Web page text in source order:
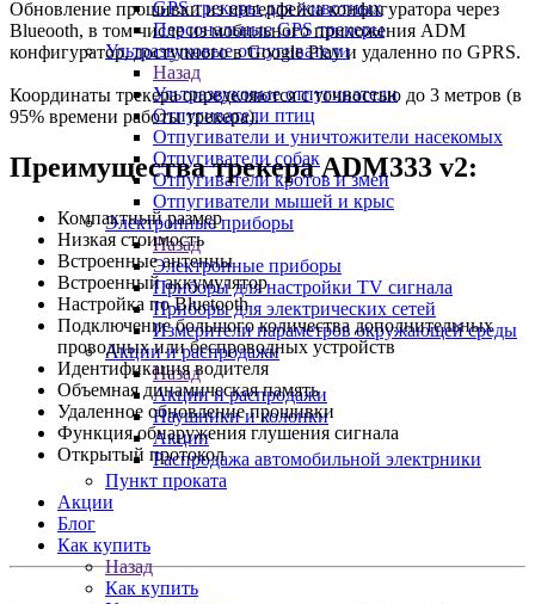
GPS трекеры для животных
Персональные GPS трекеры
Ультразвуковые отпугиватели
Назад
Ультразвуковые отпугиватели
Отпугиватели птиц
Отпугиватели и уничтожители насекомых
Отпугиватели собак
Отпугиватели кротов и змей
Отпугиватели мышей и крыс
Электронные приборы
Назад
Электронные приборы
Приборы для настройки TV сигнала
Приборы для электрических сетей
Измерители параметров окружающей среды
Акции и распродажи
Назад
Акции и распродажи
Наушники и колонки
Акции
Распродажа автомобильной электрники
Пункт проката
Акции
Блог
Как купить
Назад
Как купить
Обновление прошивки из интерфейса конфигуратора через
Blueooth, в том числе из мобильного приложения ADM
конфигуратор, доступного в Google Play и удаленно по GPRS.
Координаты трекера определяются с точностью до 3 метров (в
95% времени работы трекера).
Преимущества трекера ADM333 v2:
Компактный размер
Низкая стоимость
Встроенные антенны
Встроенный аккумулятор
Настройка по Bluetooth
Подключение большого количества дополнительных
проводных или беспроводных устройств
Идентификация водителя
Объемная динамическая память
Удаленное обновление прошивки
Функция обнаружения глушения сигнала
Открытый протокол